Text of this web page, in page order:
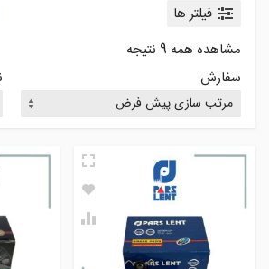
فیلتر ها
مشاهده همه 9 نتیجه
سفارش